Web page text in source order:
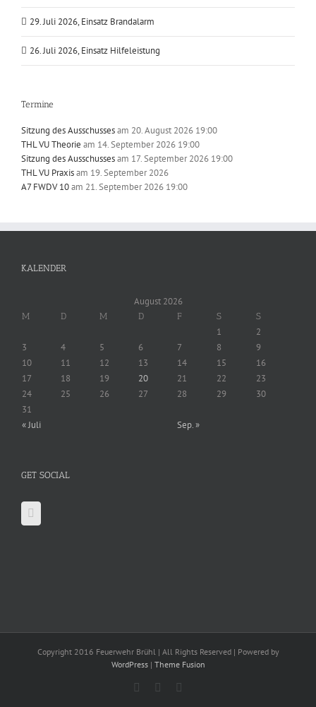
29. Juli 2026, Einsatz Brandalarm
26. Juli 2026, Einsatz Hilfeleistung
Termine
Sitzung des Ausschussesam 20. August 2026 19:00
THL VU Theorie am 14. September 2026 19:00
Sitzung des Ausschussesam 17. September 2026 19:00
THL VU Praxisam 19. September 2026
A7 FWDV 10am 21. September 2026 19:00
KALENDER
August 2026
M D M D F S S
1
2
3
4 5 6 7 8
9
10
11 12 13 14 15
16
17
18 19 20 21 22
23
24
25 26 27 28 29
30
31
« Juli
Sep. »
GET SOCIAL
Copyright 2016 Feuerwehr Brühl | All Rights Reserved | Powered by
WordPress| Theme Fusion
Facebook